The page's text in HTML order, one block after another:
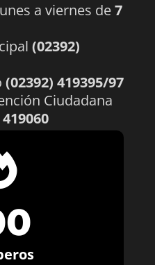
a viernes de7
(02392)
(02392) 419395/97
Ciudadana